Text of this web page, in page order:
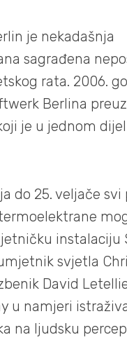
je nekadašnja
sagrađena
rata. 2006.
Berlina
je u jednom
do 25. veljače
instalaciju
svjetla
David
u namjeri
na ljudsku